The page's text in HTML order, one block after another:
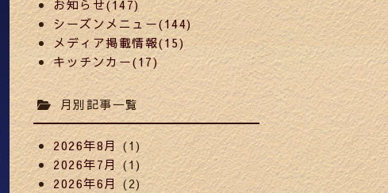
お知らせ(147)
シーズンメニュー(144)
メディア掲載情報(15)
キッチンカー(17)
月別記事一覧
2026年8月 (1)
2026年7月 (1)
2026年6月 (2)